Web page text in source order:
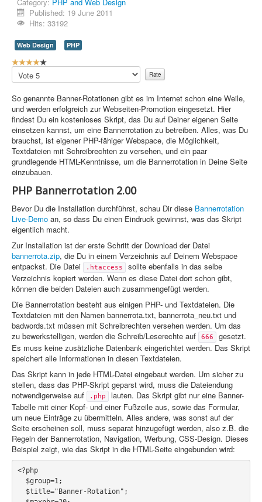
Contact Us
Published: 19 June 2011
Hits: 33192
Web Design PHP
U
s
e
R
a
t
i
n
g
:
4
/
5
Please
Rate
So genannte Banner-Rotationen gibt es im Internet schon eine Weile,
und werden erfolgreich zur Webseiten-Promotion eingesetzt. Hier
findest Du ein kostenloses Skript, das Du auf Deiner eigenen Seite
einsetzen kannst, um eine Bannerrotation zu betreiben. Alles, was Du
brauchst, ist eigener PHP-fähiger Webspace, die Möglichkeit,
Textdateien mit Schreibrechten zu versehen, und ein paar
grundlegende HTML-Kenntnisse, um die Bannerrotation in Deine Seite
einzubauen.
PHP Bannerrotation 2.00
Bevor Du die Installation durchführst, schau Dir diese Bannerrotation
Live-Demo an, so dass Du einen Eindruck gewinnst, was das Skript
eigentlich macht.
Zur Installation ist der erste Schritt der Download der Datei
bannerrota.zip, die Du in einem Verzeichnis auf Deinem Webspace
entpackst. Die Datei
.htaccess
sollte ebenfalls in das selbe
Verzeichnis kopiert werden. Wenn es diese Datei dort schon gibt,
können die beiden Dateien auch zusammengefügt werden.
Die Bannerrotation besteht aus einigen PHP- und Textdateien. Die
Textdateien mit den Namen bannerrota.txt, bannerrota_neu.txt und
badwords.txt müssen mit Schreibrechten versehen werden. Um das
zu bewerkstelligen, werden die Schreib/Leserechte auf
666
gesetzt.
Es muss keine zusätzliche Datenbank eingerichtet werden. Das Skript
speichert alle Informationen in diesen Textdateien.
Das Skript kann in jede HTML-Datei eingebaut werden. Um sicher zu
stellen, dass das PHP-Skript geparst wird, muss die Dateiendung
notwendigerweise auf
.php
lauten. Das Skript gibt nur eine Banner-
Tabelle mit einer Kopf- und einer Fußzeile aus, sowie das Formular,
um neue Einträge zu übermitteln. Alles andere, was sonst auf der
Seite erscheinen soll, muss separat hinzugefügt werden, also z.B. die
Regeln der Bannerrotation, Navigation, Werbung, CSS-Design. Dieses
Beispiel zeigt, wie das Skript in die HTML-Seite eingebunden wird:
<?php